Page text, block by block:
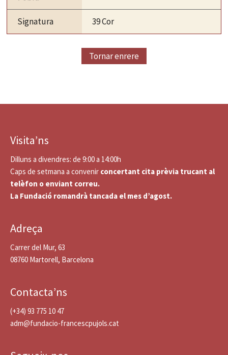
Signatura 39 Cor
Tornar enrere
Visita’ns
Dilluns a divendres: de 9:00 a 14:00h
Caps de setmana a convenir concertant cita prèvia trucant al
telèfon o enviant correu.
La Fundació romandrà tancada el mes d’agost.
Adreça
Carrer del Mur, 63
08760 Martorell, Barcelona
Contacta’ns
(+34) 93 775 10 47
adm@fundacio-francescpujols.cat